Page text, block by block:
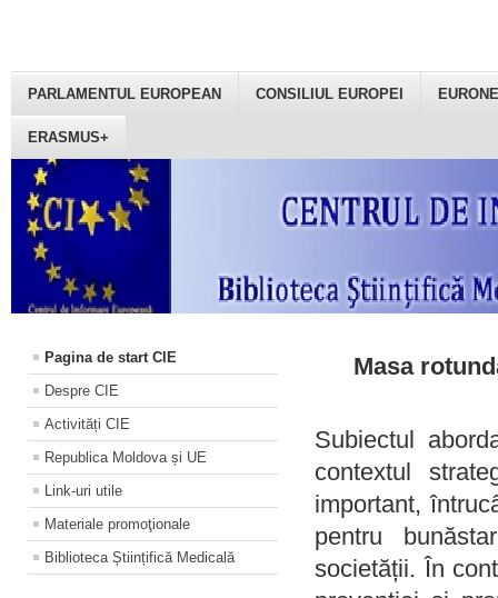
PARLAMENTUL EUROPEAN CONSILIUL EUROPEI
ERASMUS+
Pagina de start CIE
Despre CIE
Activități CIE
Republica Moldova și UE
Link-uri utile
Materiale promoţionale
Biblioteca Științifică Medicală
Masa
Subiectul
contextul
important,
pentru
societății. În